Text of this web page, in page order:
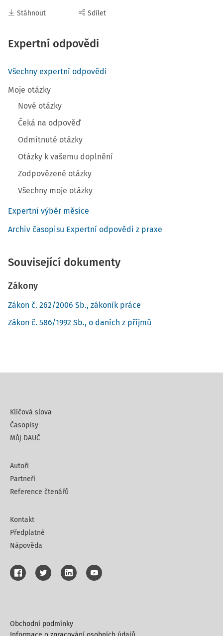
Stáhnout Sdílet
Expertní odpovědi
Všechny expertní odpovědi
Moje otázky
Nové otázky
Čeká na odpověď
Odmítnuté otázky
Otázky k vašemu doplnění
Zodpovězené otázky
Všechny moje otázky
Expertní výběr měsíce
Archiv časopisu Expertní odpovědi z praxe
Související dokumenty
Zákony
Zákon č. 262/2006 Sb., zákoník práce
Zákon č. 586/1992 Sb., o daních z příjmů
Klíčová slova
Časopisy
Můj DAUČ
Autoři
Partneři
Reference čtenářů
Kontakt
Předplatné
Nápověda
Obchodní podmínky